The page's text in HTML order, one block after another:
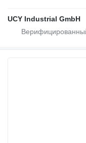
UCY Industrial GmbH